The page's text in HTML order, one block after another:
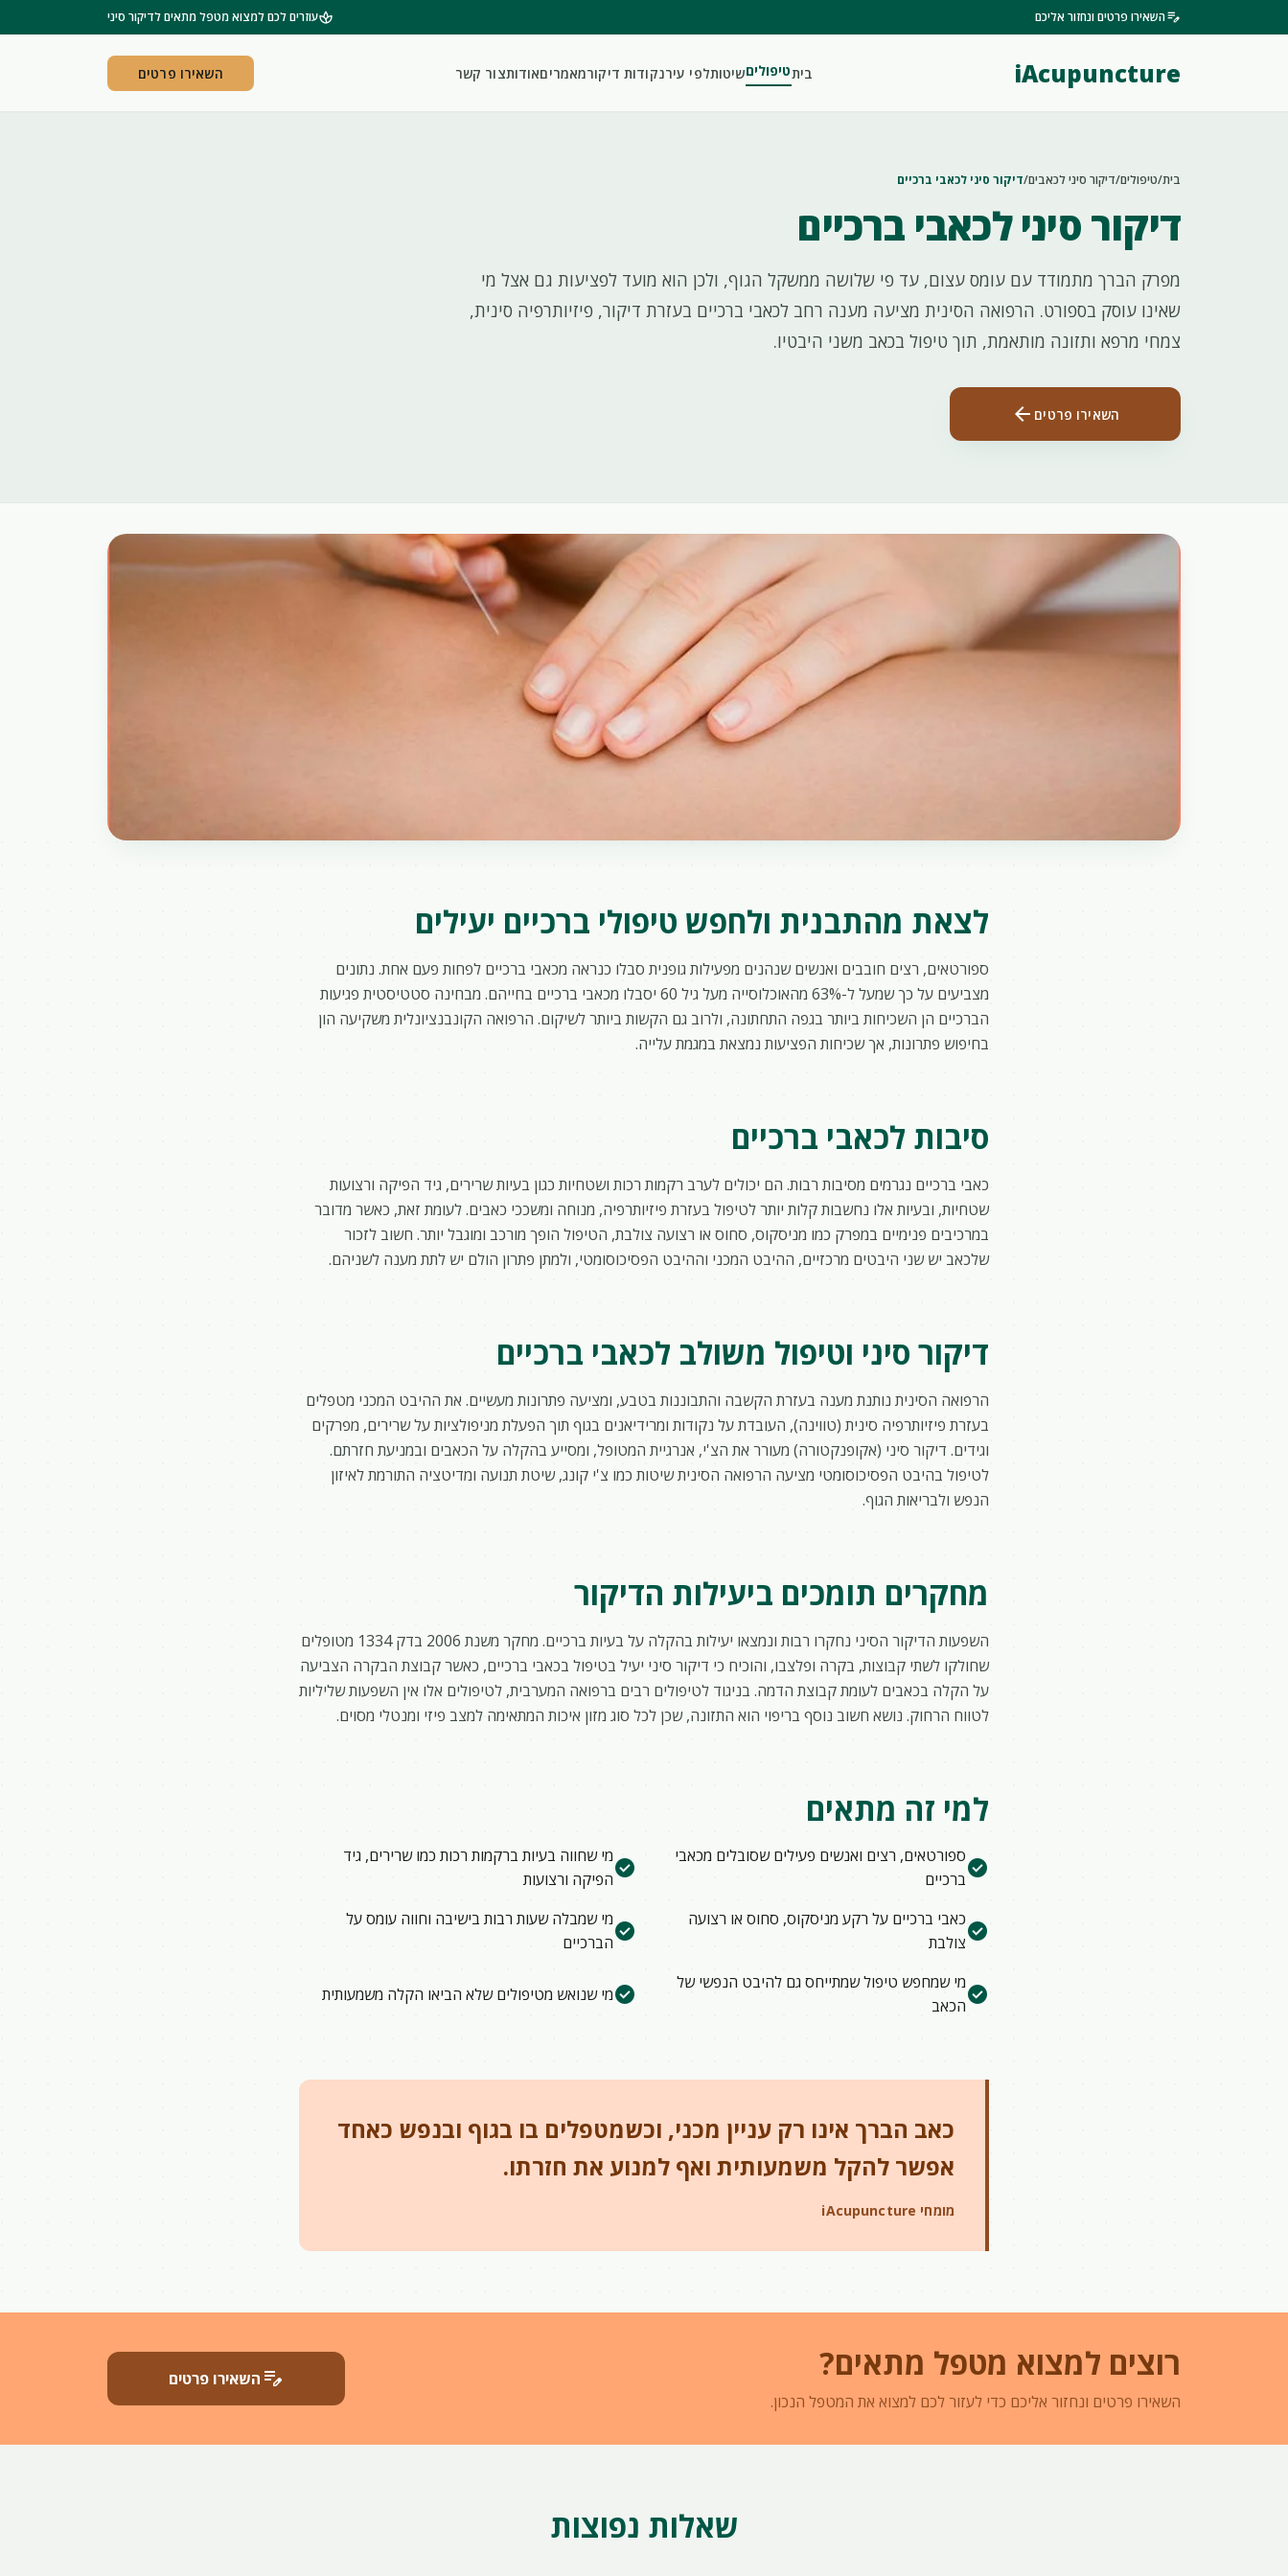
edit_noteהשאירו פרטים ונחזור אליכם spaעוזרים לכם למצוא מטפל מתאים לדיקור סיני
iAcupuncture ביתטיפוליםשיטותלפי עירנקודות דיקורמאמריםאודותצור קשר השאירו פרטים
בית/טיפולים/דיקור סיני לכאבים/דיקור סיני לכאבי ברכיים
דיקור סיני לכאבי ברכיים
מפרק הברך מתמודד עם עומס עצום, עד פי שלושה ממשקל הגוף, ולכן הוא מועד לפציעות גם אצל מי
שאינו עוסק בספורט. הרפואה הסינית מציעה מענה רחב לכאבי ברכיים בעזרת דיקור, פיזיותרפיה סינית,
צמחי מרפא ותזונה מותאמת, תוך טיפול בכאב משני היבטיו.
השאירו פרטים arrow_back
לצאת מהתבנית ולחפש טיפולי ברכיים יעילים
ספורטאים, רצים חובבים ואנשים שנהנים מפעילות גופנית סבלו כנראה מכאבי ברכיים לפחות פעם אחת. נתונים
מצביעים על כך שמעל ל-63% מהאוכלוסייה מעל גיל 60 יסבלו מכאבי ברכיים בחייהם. מבחינה סטטיסטית פגיעות
הברכיים הן השכיחות ביותר בגפה התחתונה, ולרוב גם הקשות ביותר לשיקום. הרפואה הקונבנציונלית משקיעה הון
בחיפוש פתרונות, אך שכיחות הפציעות נמצאת במגמת עלייה.
סיבות לכאבי ברכיים
כאבי ברכיים נגרמים מסיבות רבות. הם יכולים לערב רקמות רכות ושטחיות כגון בעיות שרירים, גיד הפיקה ורצועות
שטחיות, ובעיות אלו נחשבות קלות יותר לטיפול בעזרת פיזיותרפיה, מנוחה ומשככי כאבים. לעומת זאת, כאשר מדובר
במרכיבים פנימיים במפרק כמו מניסקוס, סחוס או רצועה צולבת, הטיפול הופך מורכב ומוגבל יותר. חשוב לזכור
שלכאב יש שני היבטים מרכזיים, ההיבט המכני וההיבט הפסיכוסומטי, ולמתן פתרון הולם יש לתת מענה לשניהם.
דיקור סיני וטיפול משולב לכאבי ברכיים
הרפואה הסינית נותנת מענה בעזרת הקשבה והתבוננות בטבע, ומציעה פתרונות מעשיים. את ההיבט המכני מטפלים
בעזרת פיזיותרפיה סינית (טווינה), העובדת על נקודות ומרידיאנים בגוף תוך הפעלת מניפולציות על שרירים, מפרקים
וגידים. דיקור סיני (אקופנקטורה) מעורר את הצ'י, אנרגיית המטופל, ומסייע בהקלה על הכאבים ובמניעת חזרתם.
לטיפול בהיבט הפסיכוסומטי מציעה הרפואה הסינית שיטות כמו צ'י קונג, שיטת תנועה ומדיטציה התורמת לאיזון
הנפש ולבריאות הגוף.
מחקרים תומכים ביעילות הדיקור
השפעות הדיקור הסיני נחקרו רבות ונמצאו יעילות בהקלה על בעיות ברכיים. מחקר משנת 2006 בדק 1334 מטופלים
שחולקו לשתי קבוצות, בקרה ופלצבו, והוכיח כי דיקור סיני יעיל בטיפול בכאבי ברכיים, כאשר קבוצת הבקרה הצביעה
על הקלה בכאבים לעומת קבוצת הדמה. בניגוד לטיפולים רבים ברפואה המערבית, לטיפולים אלו אין השפעות שליליות
לטווח הרחוק. נושא חשוב נוסף בריפוי הוא התזונה, שכן לכל סוג מזון איכות המתאימה למצב פיזי ומנטלי מסוים.
למי זה מתאים
check_circleספורטאים, רצים ואנשים פעילים שסובלים מכאבי
ברכיים
check_circleמי שחווה בעיות ברקמות רכות כמו שרירים, גיד
הפיקה ורצועות
check_circleכאבי ברכיים על רקע מניסקוס, סחוס או רצועה
צולבת
check_circleמי שמבלה שעות רבות בישיבה וחווה עומס על
הברכיים
check_circleמי שמחפש טיפול שמתייחס גם להיבט הנפשי של
הכאב
check_circleמי שנואש מטיפולים שלא הביאו הקלה משמעותית
כאב הברך אינו רק עניין מכני, וכשמטפלים בו בגוף ובנפש כאחד
אפשר להקל משמעותית ואף למנוע את חזרתו.
מומחי iAcupuncture
רוצים למצוא מטפל מתאים?
השאירו פרטים ונחזור אליכם כדי לעזור לכם למצוא את המטפל הנכון.
edit_note השאירו פרטים
שאלות נפוצות